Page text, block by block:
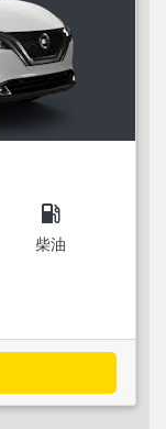
local_gas_station
柴油